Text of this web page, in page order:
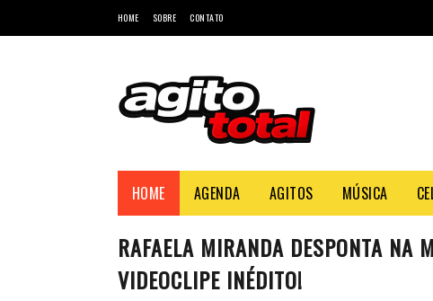
HOME SOBRE CONTATO
HOME AGENDA AGITOS MÚSICA
RAFAELA MIRANDA DESPONTA NA
VIDEOCLIPE INÉDITO!